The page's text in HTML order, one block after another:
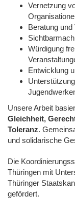
Vernetzung
Beratung
Würdigung
Entwicklung
Unsere Arbeit
Gleichheit,
Toleranz.
und solidarische
Die
Thüringen mit
Thüringer
gefördert.